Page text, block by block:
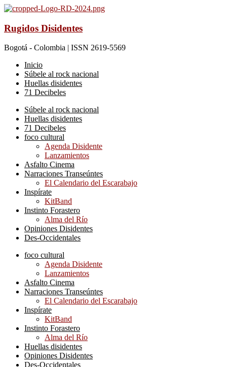
Rugidos Disidentes
Bogotá - Colombia | ISSN 2619-5569
Inicio
Súbele al rock nacional
Huellas disidentes
71 Decibeles
Súbele al rock nacional
Huellas disidentes
71 Decibeles
foco cultural
Agenda Disidente
Lanzamientos
Asfalto Cinema
Narraciones Transeúntes
El Calendario del Escarabajo
Inspírate
KitBand
Instinto Forastero
Alma del Río
Opiniones Disidentes
Des-Occidentales
foco cultural
Agenda Disidente
Lanzamientos
Asfalto Cinema
Narraciones Transeúntes
El Calendario del Escarabajo
Inspírate
KitBand
Instinto Forastero
Alma del Río
Huellas disidentes
Opiniones Disidentes
Des-Occidentales